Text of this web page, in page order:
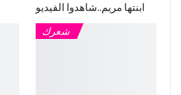
ابنتها مريم..شاهدوا الفيديو
شعرك